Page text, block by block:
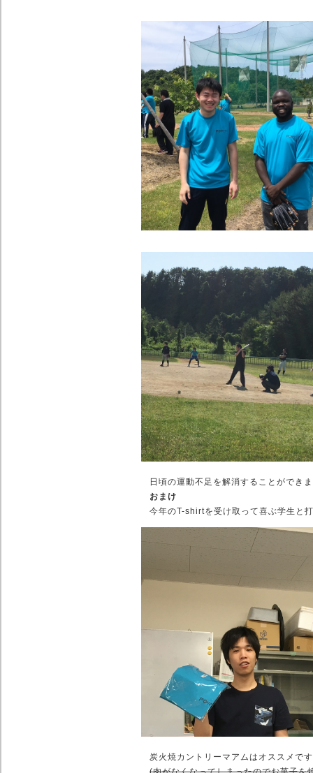
日頃の運動不足を解消することができ
おまけ
今年のT-shirtを受け取って喜ぶ学生と
炭火焼カントリーマアムはオススメで